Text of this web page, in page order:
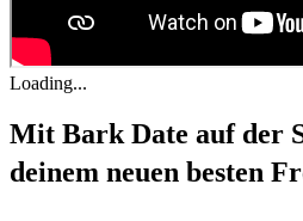
Loading...
Mit Bark Date auf der
deinem neuen besten